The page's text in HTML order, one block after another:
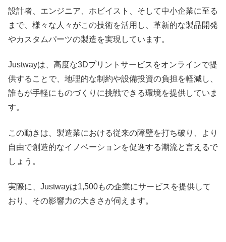
設計者、エンジニア、ホビイスト、そして中小企業に至る
まで、様々な人々がこの技術を活用し、革新的な製品開発
やカスタムパーツの製造を実現しています。
Justwayは、高度な3Dプリントサービスをオンラインで提
供することで、地理的な制約や設備投資の負担を軽減し、
誰もが手軽にものづくりに挑戦できる環境を提供していま
す。
この動きは、製造業における従来の障壁を打ち破り、より
自由で創造的なイノベーションを促進する潮流と言えるで
しょう。
実際に、Justwayは1,500もの企業にサービスを提供して
おり、その影響力の大きさが伺えます。